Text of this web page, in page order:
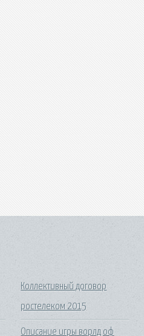
Коллективный договор
ростелеком 2015
Описание игры ворлд оф